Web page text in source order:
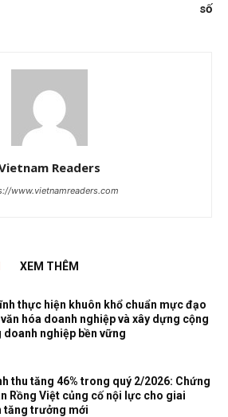
số
Readers
www.vietnamreaders.com
XEM THÊM
thực hiện khuôn khổ chuẩn mực đạo
hóa doanh nghiệp và xây dựng cộng
doanh nghiệp bền vững
thu tăng 46% trong quý 2/2026: Chứng
Rồng Việt củng cố nội lực cho giai
tăng trưởng mới